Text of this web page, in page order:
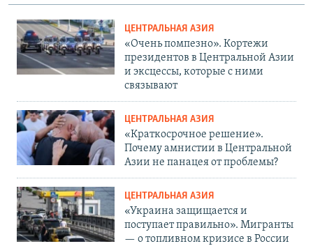
ЦЕНТРАЛЬНАЯ АЗИЯ
«Очень помпезно». Кортежи
президентов в Центральной Азии
и эксцессы, которые с ними
связывают
ЦЕНТРАЛЬНАЯ АЗИЯ
«Краткосрочное решение».
Почему амнистии в Центральной
Азии не панацея от проблемы?
ЦЕНТРАЛЬНАЯ АЗИЯ
«Украина защищается и
поступает правильно». Мигранты
— о топливном кризисе в России